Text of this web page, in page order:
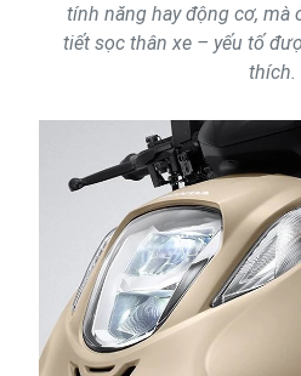
tính năng hay động cơ, mà
tiết sọc thân xe – yếu tố
thích.